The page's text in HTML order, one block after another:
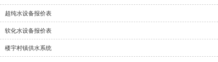
超纯水设备报价表
软化水设备报价表
楼宇村镇供水系统